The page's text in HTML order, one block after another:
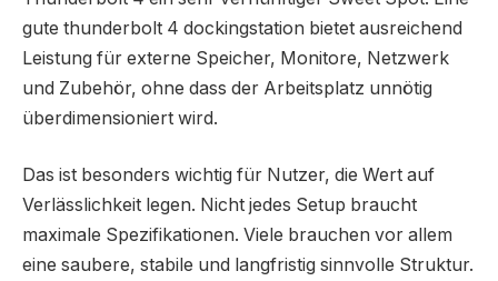
gute thunderbolt 4 dockingstation bietet ausreichend
Leistung für externe Speicher, Monitore, Netzwerk
und Zubehör, ohne dass der Arbeitsplatz unnötig
überdimensioniert wird.
Das ist besonders wichtig für Nutzer, die Wert auf
Verlässlichkeit legen. Nicht jedes Setup braucht
maximale Spezifikationen. Viele brauchen vor allem
eine saubere, stabile und langfristig sinnvolle Struktur.